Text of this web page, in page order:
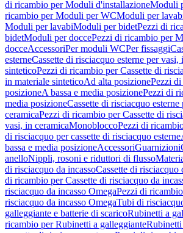
di ricambio per Moduli d'installazioneModuli
ricambio per Moduli per WCModuli per
Moduli per lavabiModuli per bidetPezzi di
bidetModuli per doccePezzi di ricambio per
docceAccessoriPer moduli WCPer fissaggi
esterneCassette di risciacquo esterne per vasi,
sinteticoPezzi di ricambio per Cassette di
in materiale sinteticoAd alta posizionePezzi
posizioneA bassa e media posizionePezzi di
media posizioneCassette di risciacquo esterne
ceramicaPezzi di ricambio per Cassette di
vasi, in ceramicaMonobloccoPezzi di
di risciacquo per cassette di risciacquo esterne
bassa e media posizioneAccessoriGuarnizioni
anelloNippli, rosoni e riduttori di flusso
di risciacquo da incassoCassette di risciacquo
di ricambio per Cassette di risciacquo da
risciacquo da incasso OmegaPezzi di
risciacquo da incasso OmegaTubi di
galleggiante e batterie di scaricoRubinetti a
ricambio per Rubinetti a galleggianteRubinetti